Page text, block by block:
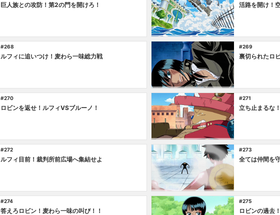
巨人族との攻防！第2の門を開けろ！ 活路を開け！
#268
ルフィに追いつけ！麦わら一味総力戦
#269
裏切られたロ
#270
ロビンを返せ！ルフィVSブルーノ！
#271
立ち止まるな
#272
ルフィ目前！裁判所前広場へ集結せよ
#273
全ては仲間を
#274
答えろロビン！麦わら一味の叫び！！
#275
ロビンの過去